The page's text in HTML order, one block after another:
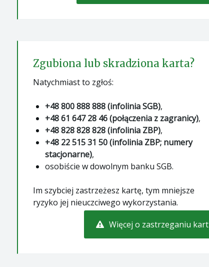
Zgubiona lub skradziona karta?
Natychmiast to zgłoś:
+48 800 888 888 (infolinia SGB),
+48 61 647 28 46 (połączenia z zagranicy),
+48 828 828 828 (infolinia ZBP),
+48 22 515 31 50 (infolinia ZBP; numery
stacjonarne),
osobiście w dowolnym banku SGB.
Im szybciej zastrzeżesz kartę, tym mniejsze
ryzyko jej nieuczciwego wykorzystania.
Więcej o zastrzeganiu kart